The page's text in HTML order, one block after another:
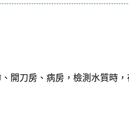
開刀房、病房，檢測水質時